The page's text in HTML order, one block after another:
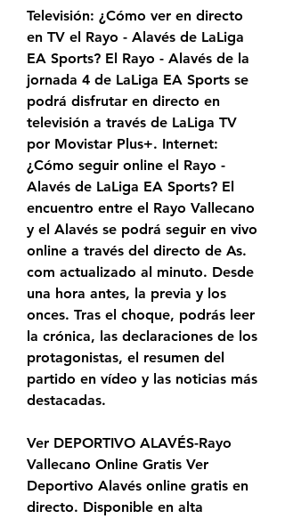
Televisión: ¿Cómo ver en directo
en TV el Rayo - Alavés de LaLiga
EA Sports? El Rayo - Alavés de la
jornada 4 de LaLiga EA Sports se
podrá disfrutar en directo en
televisión a través de LaLiga TV
por Movistar Plus+. Internet:
¿Cómo seguir online el Rayo -
Alavés de LaLiga EA Sports? El
encuentro entre el Rayo Vallecano
y el Alavés se podrá seguir en vivo
online a través del directo de As.
com actualizado al minuto. Desde
una hora antes, la previa y los
onces. Tras el choque, podrás leer
la crónica, las declaraciones de los
protagonistas, el resumen del
partido en vídeo y las noticias más
destacadas.
Ver DEPORTIVO ALAVÉS-Rayo
Vallecano Online Gratis Ver
Deportivo Alavés online gratis en
directo. Disponible en alta